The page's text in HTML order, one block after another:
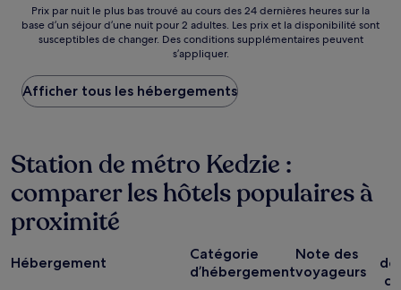
235 €
Prix
par
nuit
plus
bas
trouvé
des
24 dernières
heures
sur
la
séjour
Prix par nuit le plus bas trouvé au cours des 24 dernières heures sur la
base d’un séjour d’une nuit pour 2 adultes. Les prix et la disponibilité sont
susceptibles de changer. Des conditions supplémentaires peuvent
s’appliquer.
Afficher tous les hébergements
Station de métro Kedzie :
comparer les hôtels populaires à
proximité
Hébergement
Catégorie
d’hébergement
Note des
voyageurs